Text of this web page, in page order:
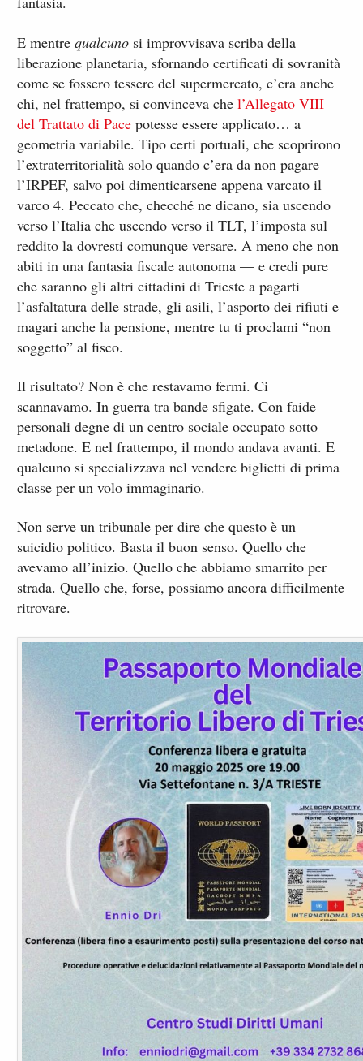
E mentrequalcuno si improvvisava scriba della
liberazione planetaria, sfornando certificati di sovranità
come se fossero tessere del supermercato, c’era anche
chi, nel frattempo, si convinceva chel’Allegato VIII
del Trattato di Pace potesse essere applicato… a
geometria variabile. Tipo certi portuali, che scoprirono
l’extraterritorialità solo quando c’era da non pagare
l’IRPEF, salvo poi dimenticarsene appena varcato il
varco 4. Peccato che, checché ne dicano, sia uscendo
verso l’Italia che uscendo verso il TLT, l’imposta sul
reddito la dovresti comunque versare. A meno che non
abiti in una fantasia fiscale autonoma — e credi pure
che saranno gli altri cittadini di Trieste a pagarti
l’asfaltatura delle strade, gli asili, l’asporto dei rifiuti e
magari anche la pensione, mentre tu ti proclami “non
soggetto” al fisco.
Il risultato? Non è che restavamo fermi. Ci
scannavamo. In guerra tra bande sfigate. Con faide
personali degne di un centro sociale occupato sotto
metadone. E nel frattempo, il mondo andava avanti. E
qualcuno si specializzava nel vendere biglietti di prima
classe per un volo immaginario.
Non serve un tribunale per dire che questo è un
suicidio politico. Basta il buon senso. Quello che
avevamo all’inizio. Quello che abbiamo smarrito per
strada. Quello che, forse, possiamo ancora difficilmente
ritrovare.